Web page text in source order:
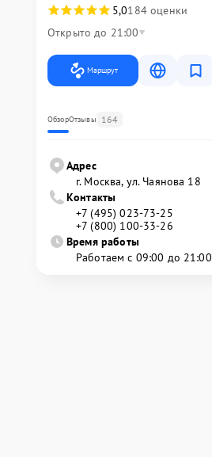
5,0184 оценки
Открыто до 21:00
Маршрут
ОбзорОтзывы 164
Адрес
г. Москва, ул. Чаянова 18
Контакты
+7 (495) 023-73-25
+7 (800) 100-33-26
Время работы
Работаем с 09:00 до 21:00